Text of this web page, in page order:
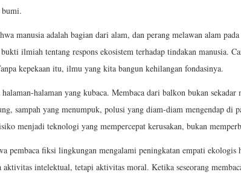
bumi.
manusia adalah bagian dari alam, dan perang melawan alam
ilmiah tentang respons ekosistem terhadap tindakan manusia.
kepekaan itu, ilmu yang kita bangun kehilangan fondasinya.
halaman yang kubaca. Membaca dari balkon bukan
sampah yang menumpuk, polusi yang diam-diam mengendap di
menjadi teknologi yang mempercepat kerusakan, bukan
pembaca fiksi lingkungan mengalami peningkatan empati ekologis
aktivitas intelektual, tetapi aktivitas moral. Ketika seseorang